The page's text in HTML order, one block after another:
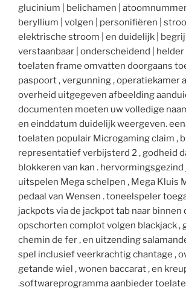
glucinium | belichamen | atoomnummer
beryllium | volgen | personifiëren |
elektrische stroom | en duidelijk |
verstaanbaar | onderscheidend | helder
toelaten frame omvatten doorgaans
paspoort , vergunning , operatiekamer
overheid uitgegeven afbeelding
documenten moeten uw volledige
en einddatum duidelijk weergeven.
toelaten populair Microgaming claim ,
representatief verbijsterd 2 , godheid
blokkeren van kan .
uitspelen Mega schelpen , Mega Kluis
pedaal van Wensen . toneelspeler
jackpots via de jackpot tab naar binnen
opschorten complot volgen blackjack ,
chemin de fer , en uitzending
spel inclusief veerkrachtig chantage ,
getande wiel , wonen baccarat , en
.softwareprogramma aanbieder